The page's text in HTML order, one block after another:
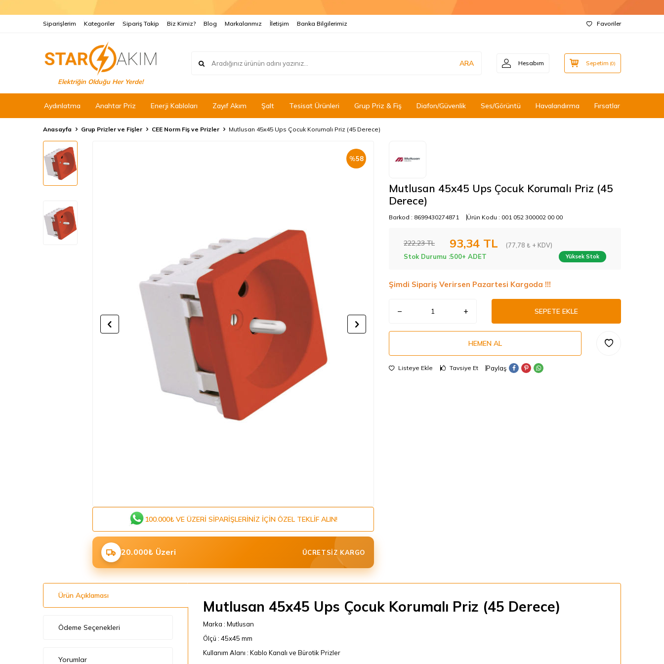
Siparişlerim Kategoriler Sipariş Takip Biz Kimiz? Blog Markalarımız İletişim Banka Bilgilerimiz Favoriler
Elektriğin Olduğu Her Yerde!
ARA Hesabım Sepetim (0)
Aydınlatma Anahtar Priz Enerji Kabloları Zayıf Akım Şalt Tesisat Ürünleri Grup Priz & Fiş Diafon/Güvenlik Ses/Görüntü Havalandırma Fırsatlar
Anasayfa Grup Prizler ve Fişler CEE Norm Fiş ve Prizler Mutlusan 45x45 Ups Çocuk Korumalı Priz (45 Derece)
%58
100.000₺ VE ÜZERI SIPARIŞLERINIZ IÇIN ÖZEL TEKLIF ALIN!
20.000₺ Üzeri ÜCRETSIZ KARGO
Mutlusan 45x45 Ups Çocuk Korumalı Priz (45
Derece)
Barkod : 8699430274871 Ürün Kodu : 001 052 300002 00 00
222,23TL 93,34 TL
(77,78 ₺ + KDV)
Stok Durumu :500+ ADET Yüksek Stok
Şimdi Sipariş Verirsen Pazartesi Kargoda !!!
SEPETE EKLE
HEMEN AL
Listeye Ekle Tavsiye Et Paylaş
Ürün Açıklaması
Ödeme Seçenekleri
Yorumlar
Mutlusan 45x45 Ups Çocuk Korumalı Priz (45 Derece)
Marka : Mutlusan
Ölçü : 45x45 mm
Kullanım Alanı : Kablo Kanalı ve Bürotik Prizler